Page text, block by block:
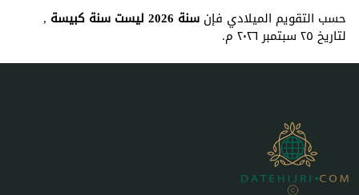
حسب التقويم الميلادي فإن سنة 2026 ليست سنة كبيسة ,
لتاريخ ٢٥ سبتمبر ٢٠٢٦ م.